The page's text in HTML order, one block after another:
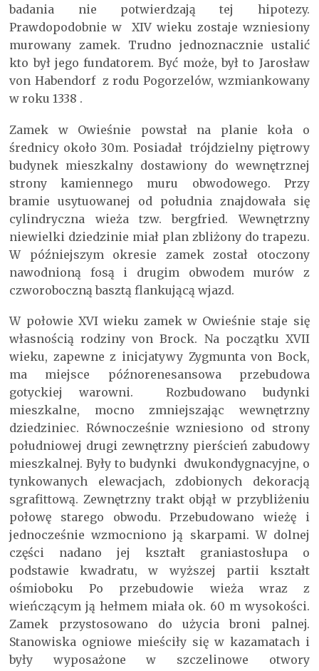
badania nie potwierdzają tej hipotezy.
Prawdopodobnie w XIV wieku zostaje wzniesiony
murowany zamek. Trudno jednoznacznie ustalić
kto był jego fundatorem. Być może, był to Jarosław
von Habendorf z rodu Pogorzelów, wzmiankowany
w roku 1338 .
Zamek w Owieśnie powstał na planie koła o
średnicy około 30m. Posiadał trójdzielny piętrowy
budynek mieszkalny dostawiony do wewnętrznej
strony kamiennego muru obwodowego. Przy
bramie usytuowanej od południa znajdowała się
cylindryczna wieża tzw. bergfried. Wewnętrzny
niewielki dziedzinie miał plan zbliżony do trapezu.
W późniejszym okresie zamek został otoczony
nawodnioną fosą i drugim obwodem murów z
czworoboczną basztą flankującą wjazd.
W połowie XVI wieku zamek w Owieśnie staje się
własnością rodziny von Brock. Na początku XVII
wieku, zapewne z inicjatywy Zygmunta von Bock,
ma miejsce późnorenesansowa przebudowa
gotyckiej warowni. Rozbudowano budynki
mieszkalne, mocno zmniejszając wewnętrzny
dziedziniec. Równocześnie wzniesiono od strony
południowej drugi zewnętrzny pierścień zabudowy
mieszkalnej. Były to budynki dwukondygnacyjne, o
tynkowanych elewacjach, zdobionych dekoracją
sgrafittową. Zewnętrzny trakt objął w przybliżeniu
połowę starego obwodu. Przebudowano wieżę i
jednocześnie wzmocniono ją skarpami. W dolnej
części nadano jej kształt graniastosłupa o
podstawie kwadratu, w wyższej partii kształt
ośmioboku Po przebudowie wieża wraz z
wieńczącym ją hełmem miała ok. 60 m wysokości.
Zamek przystosowano do użycia broni palnej.
Stanowiska ogniowe mieściły się w kazamatach i
były wyposażone w szczelinowe otwory